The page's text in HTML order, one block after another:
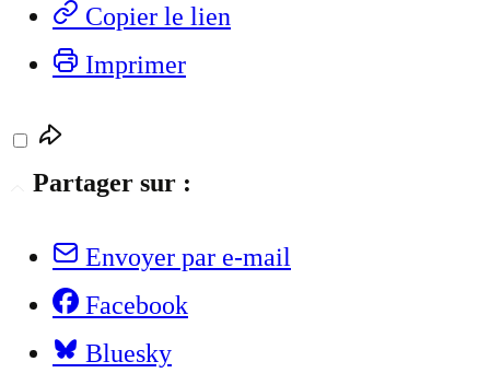
Copier le lien
Imprimer
Partager sur :
Envoyer par e-mail
Facebook
Bluesky